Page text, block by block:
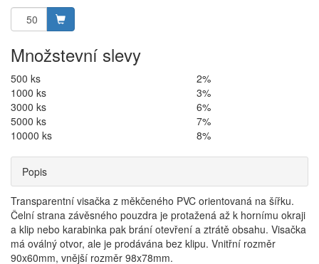
Množstevní slevy
500 ks
2%
1000 ks
3%
3000 ks
6%
5000 ks
7%
10000 ks
8%
Popis
Transparentní visačka z měkčeného PVC orientovaná na šířku.
Čelní strana závěsného pouzdra je protažená až k hornímu okraji
a klip nebo karabinka pak brání otevření a ztrátě obsahu. Visačka
má oválný otvor, ale je prodávána bez klipu. Vnitřní rozměr
90x60mm, vnější rozměr 98x78mm.